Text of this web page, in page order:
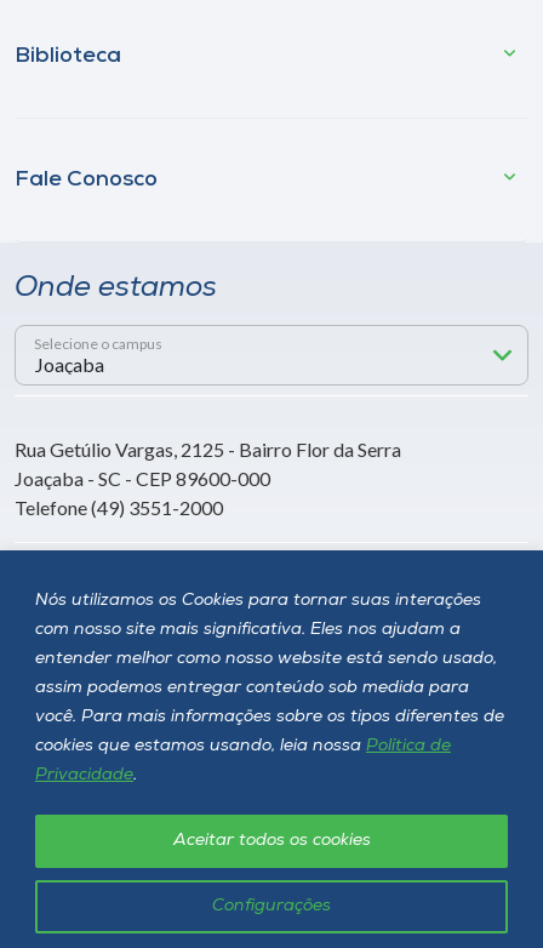
Nós utilizamos os Cookies para tornar suas interações
com nosso site mais significativa. Eles nos ajudam a
entender melhor como nosso website está sendo usado,
assim podemos entregar conteúdo sob medida para
você. Para mais informações sobre os tipos diferentes de
cookies que estamos usando, leia nossa Política de
Privacidade.
Configurações
Aceitar todos os cookies
Biblioteca
Fale Conosco
Onde estamos
Selecione o campus
Rua Getúlio Vargas, 2125 - Bairro Flor da Serra
Joaçaba - SC - CEP 89600-000
Telefone (49) 3551-2000
Siga a Unoesc
Unoesc © 2026 - Todos os direitos reservados
Política de privacidade LGPD